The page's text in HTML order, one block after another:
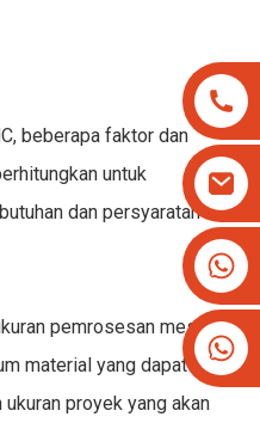
, beberapa faktor dan
untuk
dan persyaratan
pemrosesan mesin
material yang dapat
proyek yang akan